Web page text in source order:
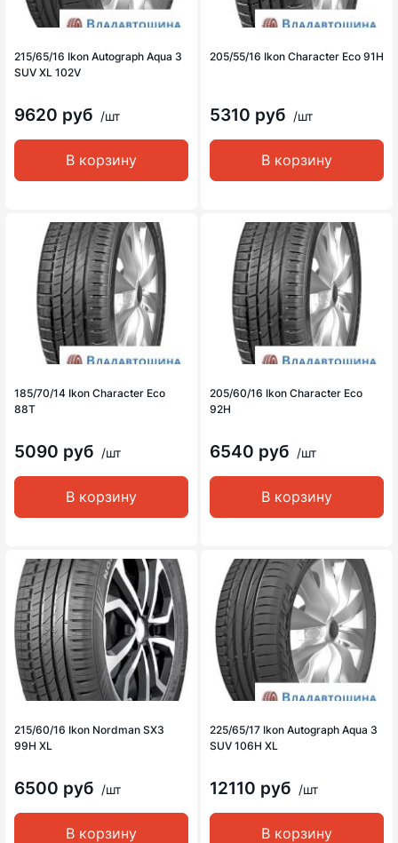
215/65/16 Ikon Autograph Aqua 3
SUV XL 102V
9620 руб /шт
В корзину
205/55/16 Ikon Character Eco 91H
5310 руб /шт
В корзину
185/70/14 Ikon Character Eco
88T
5090 руб /шт
В корзину
205/60/16 Ikon Character Eco
92H
6540 руб /шт
В корзину
215/60/16 Ikon Nordman SX3
99H XL
6500 руб /шт
В корзину
225/65/17 Ikon Autograph Aqua 3
SUV 106H XL
12110 руб /шт
В корзину